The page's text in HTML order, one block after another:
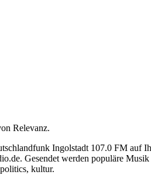
Relevanz.
Ingolstadt 107.0 FM auf
Gesendet werden populäre
kultur.